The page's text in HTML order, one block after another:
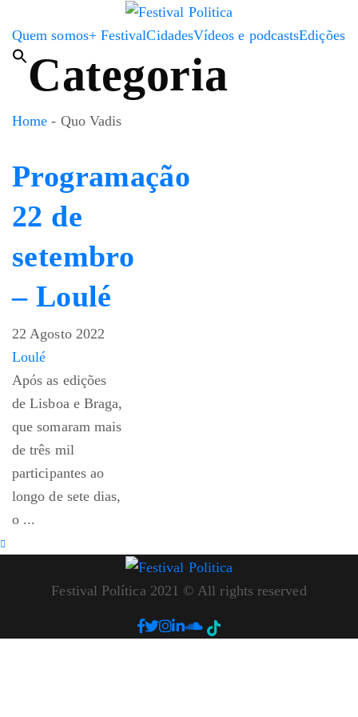
Quem somos+ FestivalCidadesVídeos e podcastsEdições
Categoria
Home - Quo Vadis
Programação
22 de
setembro
– Loulé
22 Agosto 2022
Loulé
Após as edições
de Lisboa e Braga,
que somaram mais
de três mil
participantes ao
longo de sete dias,
o ...
Festival Política 2021 © All rights reserved